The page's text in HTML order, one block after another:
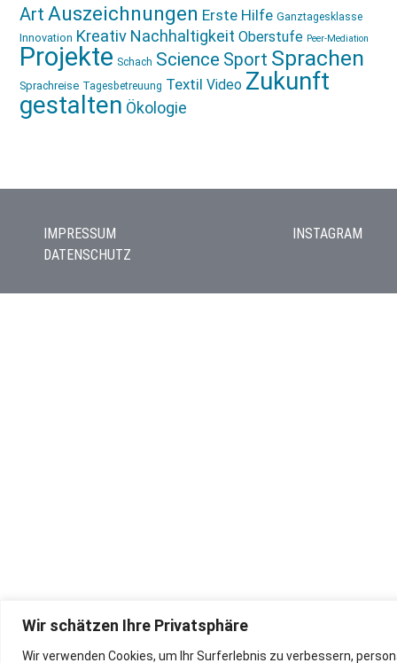
Wir schätzen Ihre Privatsphäre
Wir verwenden Cookies, um Ihr Surferlebnis zu verbessern,
Art Auszeichnungen Erste Hilfe Ganztagesklasse
Innovation Kreativ Nachhaltigkeit Oberstufe Peer-Mediation
Projekte Schach Science Sport Sprachen
Sprachreise Tagesbetreuung Textil Video Zukunft
gestalten Ökologie
IMPRESSUM
DATENSCHUTZ
INSTAGRAM